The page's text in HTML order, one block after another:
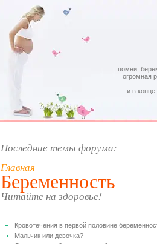
помни,
огромная
и в
Последние темы форума:
Главная
Беременность
Читайте на здоровье!
Кровотечения в первой половине
Мальчик или девочка?